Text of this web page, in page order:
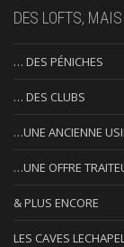
DES LOFTS, MAIS
… DES PÉNICHES
… DES CLUBS
…UNE ANCIENNE
…UNE OFFRE
& PLUS ENCORE
LES CAVES